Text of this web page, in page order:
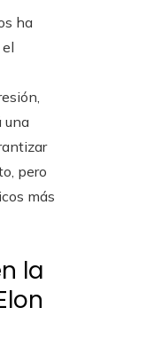
ha
una
pero
más
la